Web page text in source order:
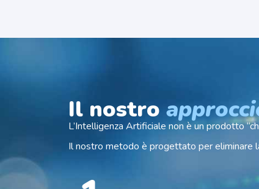
Il nostro
L’Intelligenza Artificiale non è un prodotto
Il nostro metodo è progettato per eliminare